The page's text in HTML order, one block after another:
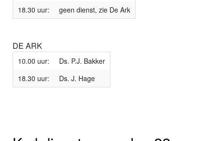
18.30 uur:
geen dienst, zie De Ark
DE ARK
10.00 uur:
Ds. P.J. Bakker
18.30 uur:
Ds. J. Hage